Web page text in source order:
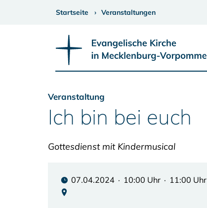
Startseite Veranstaltungen
Veranstaltung
Ich bin bei euch
Gottesdienst mit Kindermusical
07.04.2024 · 10:00 Uhr · 11:00 Uhr